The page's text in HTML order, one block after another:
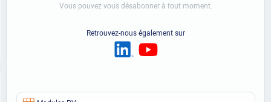
Vous pouvez vous désabonner à tout moment.
Retrouvez-nous également sur